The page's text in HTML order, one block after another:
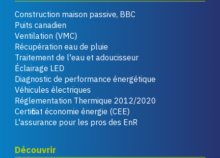
Construction maison passive, BBC
Puits canadien
Ventilation (VMC)
Récupération eau de pluie
Traitement de l'eau et adoucisseur
Éclairage LED
Diagnostic de performance énergétique
Véhicules électriques
Réglementation Thermique 2012/2020
Certificat économie énergie (CEE)
L'assurance pour les pros des EnR
Découvrir